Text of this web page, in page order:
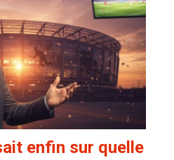
enfin sur quelle